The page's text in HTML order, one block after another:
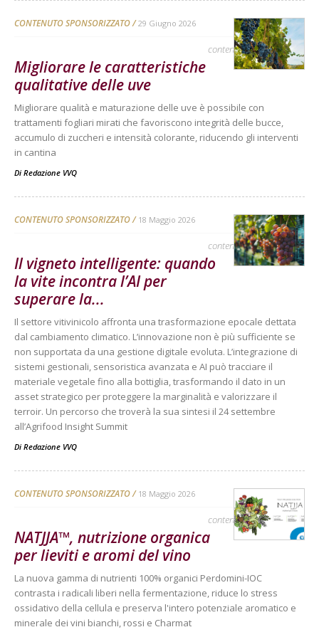
CONTENUTO SPONSORIZZATO 29 Giugno 2026
contenuto sponsorizzato
Migliorare le caratteristiche
qualitative delle uve
Migliorare qualità e maturazione delle uve è possibile con
trattamenti fogliari mirati che favoriscono integrità delle bucce,
accumulo di zuccheri e intensità colorante, riducendo gli interventi
in cantina
Di Redazione VVQ
CONTENUTO SPONSORIZZATO 18 Maggio 2026
contenuto sponsorizzato
Il vigneto intelligente: quando
la vite incontra l’AI per
superare la...
Il settore vitivinicolo affronta una trasformazione epocale dettata
dal cambiamento climatico. L’innovazione non è più sufficiente se
non supportata da una gestione digitale evoluta. L’integrazione di
sistemi gestionali, sensoristica avanzata e AI può tracciare il
materiale vegetale fino alla bottiglia, trasformando il dato in un
asset strategico per proteggere la marginalità e valorizzare il
terroir. Un percorso che troverà la sua sintesi il 24 settembre
all’Agrifood Insight Summit
Di Redazione VVQ
CONTENUTO SPONSORIZZATO 18 Maggio 2026
contenuto sponsorizzato
NATJJA™, nutrizione organica
per lieviti e aromi del vino
La nuova gamma di nutrienti 100% organici Perdomini-IOC
contrasta i radicali liberi nella fermentazione, riduce lo stress
ossidativo della cellula e preserva l'intero potenziale aromatico e
minerale dei vini bianchi, rossi e Charmat